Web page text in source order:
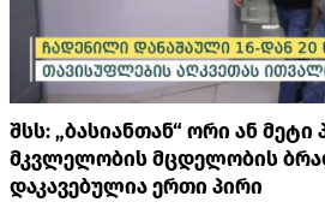
შსს: „ბასიანთან“ ორი ან მეტი
მკვლელობის მცდელობის
დაკავებულია ერთი პირი